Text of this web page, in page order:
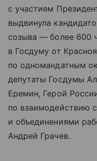
с участием
выдвинула
созыва — более 600
в Госдуму от
по одномандатным
депутаты Госдумы
Еремин, Герой
по взаимодействию
и объединениями
Андрей Грачев.